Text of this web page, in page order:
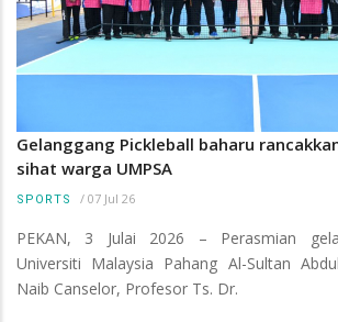
Gelanggang Pickleball baharu
sihat warga UMPSA
SPORTS / 07 Jul 26
PEKAN, 3 Julai 2026 – Perasmian
Universiti Malaysia Pahang Al-Sultan
Naib Canselor, Profesor Ts. Dr.